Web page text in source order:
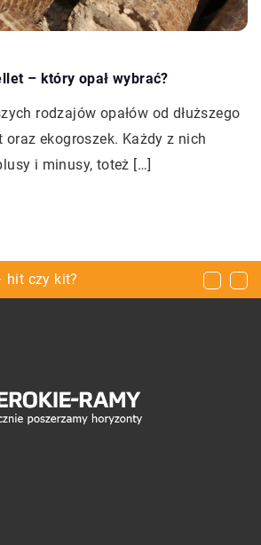
– który opał wybrać?
rodzajów opałów od dłuższego
ekogroszek. Każdy z nich
i minusy, toteż […]
– który opał wybrać?
hit czy kit?
w domu?